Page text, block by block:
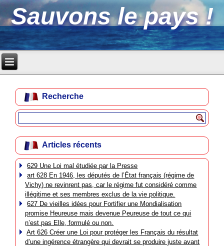
Sauvons le pays !
Recherche
Articles récents
629 Une Loi mal étudiée par la Presse
art 628 En 1946, les députés de l’État français (régime de
Vichy) ne revinrent pas, car le régime fut considéré comme
illégitime et ses membres exclus de la vie politique.
627 De vieilles idées pour Fortifier une Mondialisation
promise Heureuse mais devenue Peureuse de tout ce qui
n’est pas Elle, formulé ou non.
Art 626 Créer une Loi pour protéger les Français du résultat
d’une ingérence étrangère qui devrait se produire juste avant